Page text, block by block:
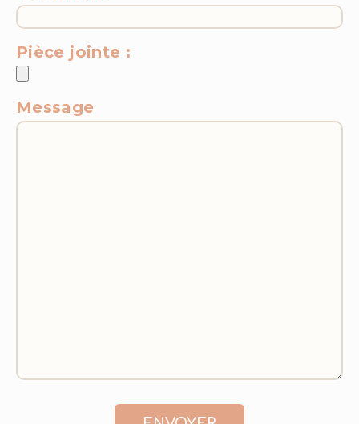
Pièce jointe :
Message